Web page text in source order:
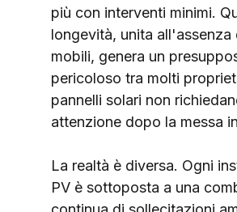
più con interventi minimi.
longevità, unita all'assenza
mobili, genera un
pericoloso tra molti
pannelli solari non
attenzione dopo la messa
La realtà è diversa. Ogni
PV è sottoposta a una